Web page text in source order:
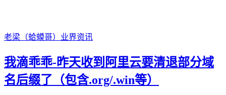
老梁（蛤蟆哥） 业界资讯
我滴乖乖-昨天收到阿里云要清退部分域
名后缀了（包含.org/.win等）